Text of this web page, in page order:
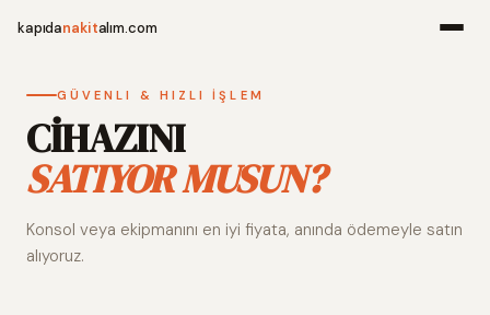
kapıdanakitalım.com
Alım
GÜVENLI & HIZLI İŞLEM
CİHAZINI
SATIYOR MUSUN?
Konsol veya ekipmanını en iyi fiyata, anında ödemeyle satın
alıyoruz.